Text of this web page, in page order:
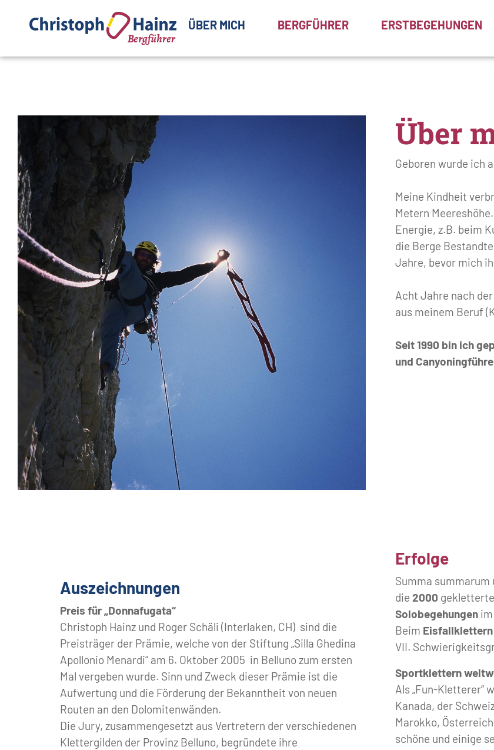
ÜBER MICH BERGFÜHRER ERSTBEGEHUNGEN
Über
Geboren wurde ich
Meine Kindheit
Metern
Energie, z.B. beim
die Berge
Jahre, bevor mich
Acht Jahre nach
aus meinem Beruf
Seit 1990 bin ich
und
Auszeichnungen
Preis für „Donnafugata“
Christoph Hainz und Roger Schäli (Interlaken, CH) sind die
Preisträger der Prämie, welche von der Stiftung „Silla Ghedina
Apollonio Menardi“ am 6. Oktober 2005 in Belluno zum ersten
Mal vergeben wurde. Sinn und Zweck dieser Prämie ist die
Aufwertung und die Förderung der Bekanntheit von neuen
Routen an den Dolomitenwänden.
Die Jury, zusammengesetzt aus Vertretern der verschiedenen
Klettergilden der Provinz Belluno, begründete ihre
Erfolge
Summa summarum
die 2000
Solobegehungen im
Beim Eisfallklettern
VII.
Sportklettern
Als „Fun-Kletterer“
Kanada, der
Marokko,
schöne und einige